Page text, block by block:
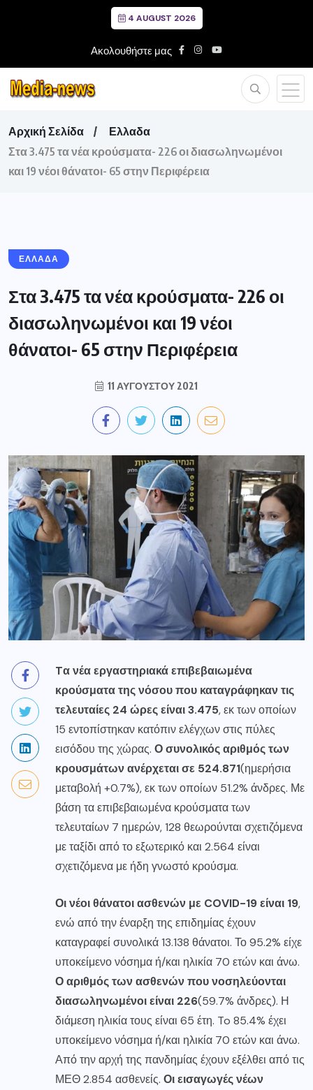
4 AUGUST 2026
Ακολουθήστε μας
Αρχική Σελίδα
Ελλαδα
Στα 3.475 τα νέα κρούσματα- 226 οι διασωληνωμένοι
και 19 νέοι θάνατοι- 65 στην Περιφέρεια
ΕΛΛΑΔΑ
Στα 3.475 τα νέα κρούσματα- 226 οι
διασωληνωμένοι και 19 νέοι
θάνατοι- 65 στην Περιφέρεια
11 ΑΥΓΟΎΣΤΟΥ 2021
Tα νέα εργαστηριακά επιβεβαιωμένα
κρούσματα της νόσου που καταγράφηκαν τις
τελευταίες 24 ώρες είναι 3.475, εκ των οποίων
15 εντοπίστηκαν κατόπιν ελέγχων στις πύλες
εισόδου της χώρας. Ο συνολικός αριθμός των
κρουσμάτων ανέρχεται σε 524.871(ημερήσια
μεταβολή +0.7%), εκ των οποίων 51.2% άνδρες. Με
βάση τα επιβεβαιωμένα κρούσματα των
τελευταίων 7 ημερών, 128 θεωρούνται σχετιζόμενα
με ταξίδι από το εξωτερικό και 2.564 είναι
σχετιζόμενα με ήδη γνωστό κρούσμα.
Οι νέοι θάνατοι ασθενών με COVID-19 είναι 19,
ενώ από την έναρξη της επιδημίας έχουν
καταγραφεί συνολικά 13.138 θάνατοι. Το 95.2% είχε
υποκείμενο νόσημα ή/και ηλικία 70 ετών και άνω.
Ο αριθμός των ασθενών που νοσηλεύονται
διασωληνωμένοι είναι 226(59.7% άνδρες). Η
διάμεση ηλικία τους είναι 65 έτη. To 85.4% έχει
υποκείμενο νόσημα ή/και ηλικία 70 ετών και άνω.
Από την αρχή της πανδημίας έχουν εξέλθει από τις
ΜΕΘ 2.854 ασθενείς. Οι εισαγωγές νέων